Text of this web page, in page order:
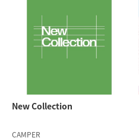
New Collection
CAMPER